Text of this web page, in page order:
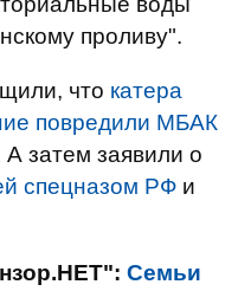
проливу".
что катера
повредили МБАК
А затем заявили о
спецназом РФ и
Семьи